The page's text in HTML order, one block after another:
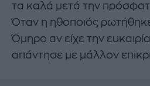
τα καλά μετά την
Όταν η ηθοποιός
Όμηρο αν είχε την
απάντησε με μάλλον